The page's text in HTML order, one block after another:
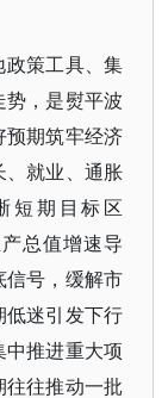
政策工具、集
，是熨平波
预期筑牢经济
、就业、通胀
短期目标区
总值增速导
信号，缓解市
低迷引发下行
中推进重大项
往往推动一批